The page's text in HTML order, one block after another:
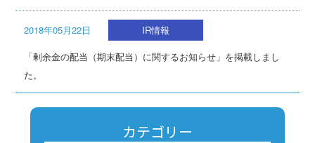
2018年05月22日
IR情報
「剰余金の配当（期末配当）に関するお知らせ」を掲載しまし
た。
カテゴリー